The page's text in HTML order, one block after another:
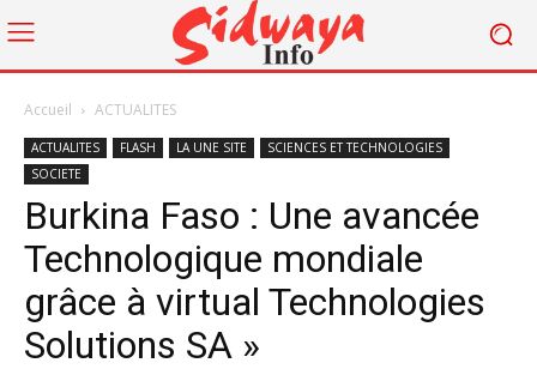
Accueil ACTUALITES
ACTUALITES FLASH LA UNE SITE
SCIENCES ET TECHNOLOGIES
SOCIETE
Burkina Faso : Une avancée
Technologique mondiale
grâce à virtual Technologies
Solutions SA »